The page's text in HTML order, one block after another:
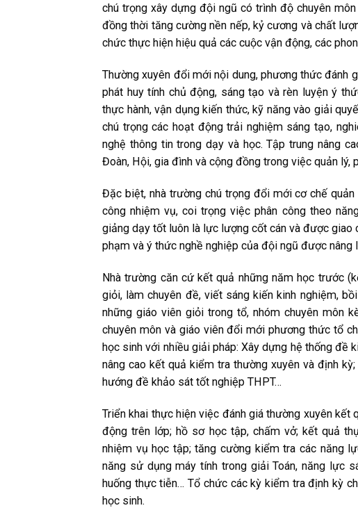
chú trọng xây dựng đội ngũ có trình độ chuyên
đồng thời tăng cường nền nếp, kỷ cương và chất
chức thực hiện hiệu quả các cuộc vận động, các
Thường xuyên đổi mới nội dung, phương thức đánh
phát huy tính chủ động, sáng tạo và rèn luyện ý
thực hành, vận dụng kiến thức, kỹ năng vào giải
chú trọng các hoạt động trải nghiệm sáng tạo,
nghệ thông tin trong dạy và học. Tập trung nâng
Đoàn, Hội, gia đình và cộng đồng trong việc quản lý,
Đặc biệt, nhà trường chú trọng đổi mới cơ chế
công nhiệm vụ, coi trọng việc phân công theo
giảng dạy tốt luôn là lực lượng cốt cán và được giao
phạm và ý thức nghề nghiệp của đội ngũ được nâng
Nhà trường căn cứ kết quả những năm học trước
giỏi, làm chuyên đề, viết sáng kiến kinh nghiệm,
những giáo viên giỏi trong tổ, nhóm chuyên môn
chuyên môn và giáo viên đổi mới phương thức tổ
học sinh với nhiều giải pháp: Xây dựng hệ thống đề
nâng cao kết quả kiểm tra thường xuyên và định
hướng đề khảo sát tốt nghiệp THPT…
Triển khai thực hiện việc đánh giá thường xuyên
động trên lớp; hồ sơ học tập, chấm vở; kết quả
nhiệm vụ học tập; tăng cường kiểm tra các năng
năng sử dụng máy tính trong giải Toán, năng lực
huống thực tiễn… Tổ chức các kỳ kiểm tra định kỳ
học sinh.